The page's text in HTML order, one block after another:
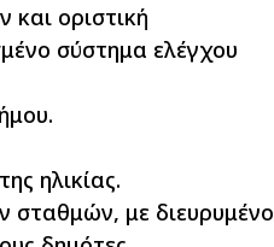
οριστική
σύστημα ελέγχου
ηλικίας.
με διευρυμένο